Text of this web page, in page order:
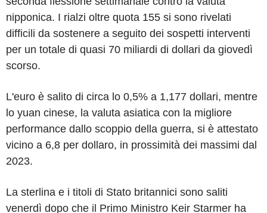
nipponica. I rialzi oltre quota 155 si sono rivelati
difficili da sostenere a seguito dei sospetti interventi
per un totale di quasi 70 miliardi di dollari da giovedì
scorso.
L'euro è salito di circa lo 0,5% a 1,177 dollari, mentre
lo yuan cinese, la valuta asiatica con la migliore
performance dallo scoppio della guerra, si è attestato
vicino a 6,8 per dollaro, in prossimità dei massimi dal
2023.
La sterlina e i titoli di Stato britannici sono saliti
venerdì dopo che il Primo Ministro Keir Starmer ha